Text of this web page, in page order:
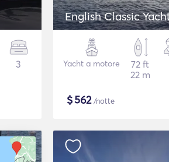
3
English Classic
Yacht a motore
72 ft
22 m
$562/notte